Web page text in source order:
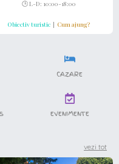
🕒 L-D: 10:00-18:00
Obiectiv turistic | Cum ajung?
CAZARE
EVENIMENTE
vezi tot